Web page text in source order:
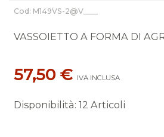
Cod: M149VS-2@V____
VASSOIETTO A FORMA DI
57,50 € IVA INCLUSA
Disponibilità: 12 Articoli